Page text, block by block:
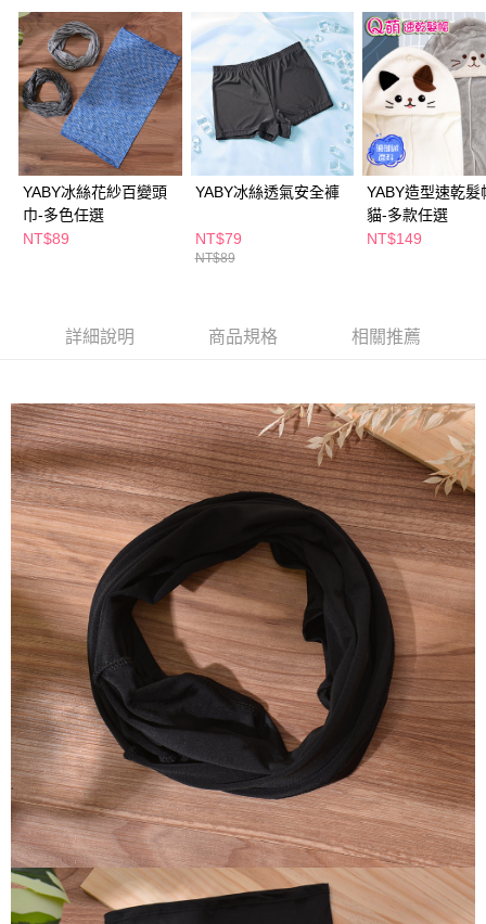
※ 請注意：結帳手續完成當下不需立刻繳費，但若您需要取消訂單，請聯絡
購買商品的店家。未經商家同意取消之訂單仍視為有效，需透過AFTEE先享
後付繳納相關費用。
※ 交易是否成功請以「AFTEE先享後付 」之結帳頁面顯示為準，若有關於
是否繳費成功／繳費後需取消欲退款等相關疑問，請聯繫「AFTEE先享後付
客戶支援中心」https://netprotections.freshdesk.com/support/home
【注意事項】
１．透過由恩沛科技股份有限公司提供之「AFTEE先享後付」服務完成之交
易，需依本服務之必要範圍內提供個人資料，並將交易相關給付款項請求債
權轉讓予恩沛科技股份有限公司。
２．關於個人資料處理事宜，請瀏覽以下網址：
https://aftee.tw/terms/#terms3
４．使用「AFTEE先享後付」時，將依據個別帳號之用戶狀況，依本公司即
恩沛科技股份有限公司將有權停止該用戶之使用額度並採取法律行動。
萊爾富取貨付款
每筆NT$65，滿NT$490(含以上)免運費
付款後萊爾富取貨
每筆NT$65，滿NT$490(含以上)免運費
7-11取貨付款
每筆NT$65，滿NT$490(含以上)免運費
付款後7-11取貨
每筆NT$65，滿NT$490(含以上)免運費
YABY冰絲花紗百變頭
巾-多色任選
NT$89
YABY冰絲透氣安全褲
NT$79
NT$89
YABY造型速乾髮
貓-多款任選
NT$149
詳細說明 商品規格 相關推薦